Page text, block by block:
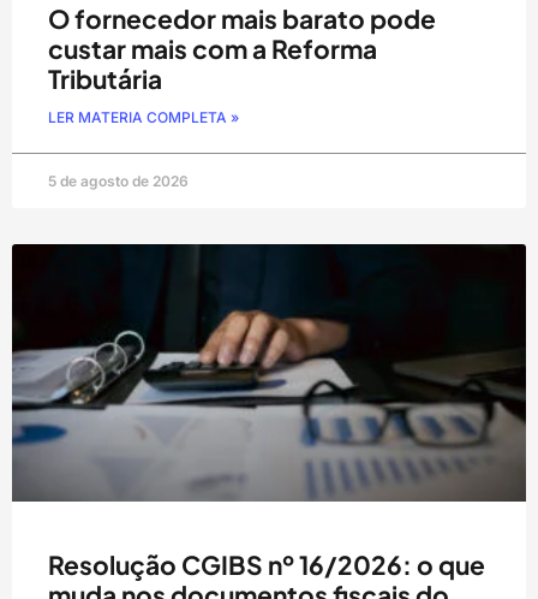
O fornecedor mais barato pode
custar mais com a Reforma
Tributária
LER MATERIA COMPLETA »
5 de agosto de 2026
Resolução CGIBS nº 16/2026: o que